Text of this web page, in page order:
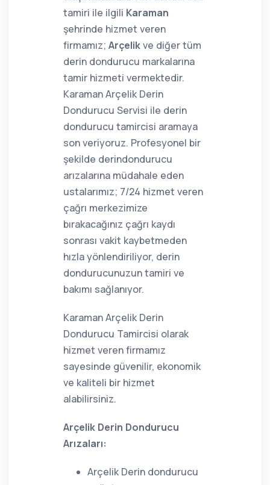
tamiri ile ilgili Karaman
şehrinde hizmet veren
firmamız; Arçelikve diğer tüm
derin dondurucu markalarına
tamir hizmeti vermektedir.
Karaman Arçelik Derin
Dondurucu Servisi ile derin
dondurucu tamircisi aramaya
son veriyoruz. Profesyonel bir
şekilde derindondurucu
arızalarına müdahale eden
ustalarımız; 7/24 hizmet veren
çağrı merkezimize
bırakacağınız çağrı kaydı
sonrası vakit kaybetmeden
hızla yönlendiriliyor, derin
dondurucunuzun tamiri ve
bakımı sağlanıyor.
Karaman Arçelik Derin
Dondurucu Tamircisi olarak
hizmet veren firmamız
sayesinde güvenilir, ekonomik
ve kaliteli bir hizmet
alabilirsiniz.
Arçelik Derin Dondurucu
Arızaları:
Arçelik Derin dondurucu